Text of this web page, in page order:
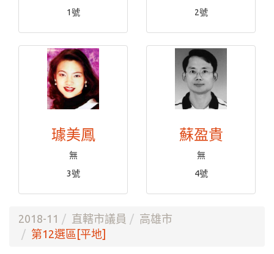
1號
2號
璩美鳳
無
3號
蘇盈貴
無
4號
2018-11 直轄市議員
高雄市
第12選區[平地]